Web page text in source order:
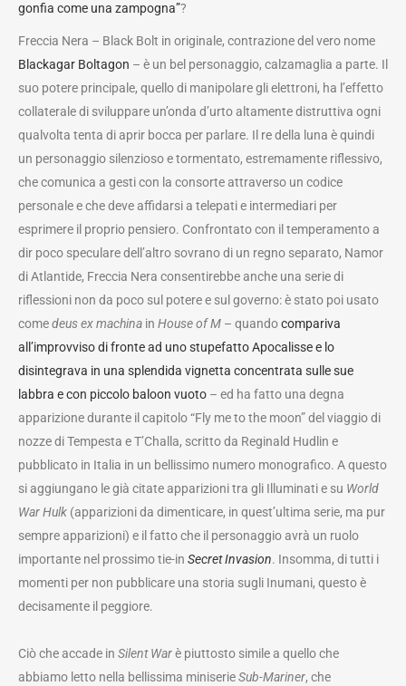
gonfia come una zampogna”?
Freccia Nera – Black Bolt in originale, contrazione del vero nome
Blackagar Boltagon – è un bel personaggio, calzamaglia a parte. Il
suo potere principale, quello di manipolare gli elettroni, ha l’effetto
collaterale di sviluppare un’onda d’urto altamente distruttiva ogni
qualvolta tenta di aprir bocca per parlare. Il re della luna è quindi
un personaggio silenzioso e tormentato, estremamente riflessivo,
che comunica a gesti con la consorte attraverso un codice
personale e che deve affidarsi a telepati e intermediari per
esprimere il proprio pensiero. Confrontato con il temperamento a
dir poco speculare dell’altro sovrano di un regno separato, Namor
di Atlantide, Freccia Nera consentirebbe anche una serie di
riflessioni non da poco sul potere e sul governo: è stato poi usato
comedeus ex machina in House of M – quandocompariva
all’improvviso di fronte ad uno stupefatto Apocalisse e lo
disintegrava in una splendida vignetta concentrata sulle sue
labbra e con piccolo baloon vuoto – ed ha fatto una degna
apparizione durante il capitolo “Fly me to the moon” del viaggio di
nozze di Tempesta e T’Challa, scritto da Reginald Hudlin e
pubblicato in Italia in un bellissimo numero monografico. A questo
si aggiungano le già citate apparizioni tra gli Illuminati e su World
War Hulk (apparizioni da dimenticare, in quest’ultima serie, ma pur
sempre apparizioni) e il fatto che il personaggio avrà un ruolo
importante nel prossimo tie-in Secret Invasion. Insomma, di tutti i
momenti per non pubblicare una storia sugli Inumani, questo è
decisamente il peggiore.
Ciò che accade in Silent Warè piuttosto simile a quello che
abbiamo letto nella bellissima miniserieSub-Mariner, che